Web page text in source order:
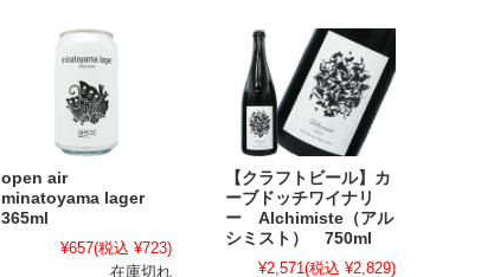
open air
minatoyama lager
365ml
¥657(税込 ¥723)
在庫切れ
【クラフトビール】カ
ーブドッチワイナリ
ー Alchimiste（アル
シミスト） 750ml
¥2,571(税込 ¥2,829)